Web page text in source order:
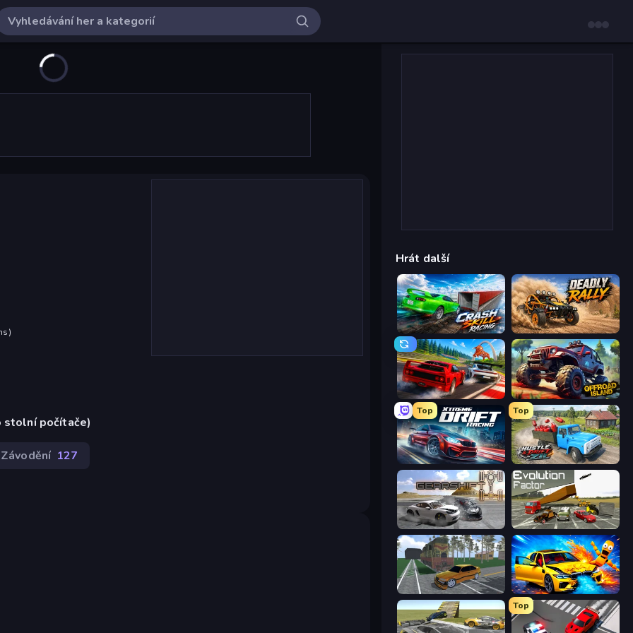
)
stolní počítače)
Závodění 127
Hrát další
Crash Skill Racing Deadly Rally
Racing: Online! Offroad Island
Top
Xtreme DRIFT Racing
Top
Hustle & Drift in ZIL
Gearshift One Evolution Factor
Obby: Car Crash Sandbox BMG: Ragdoll Playground
Top